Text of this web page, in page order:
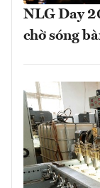
NLG Day
chờ sóng